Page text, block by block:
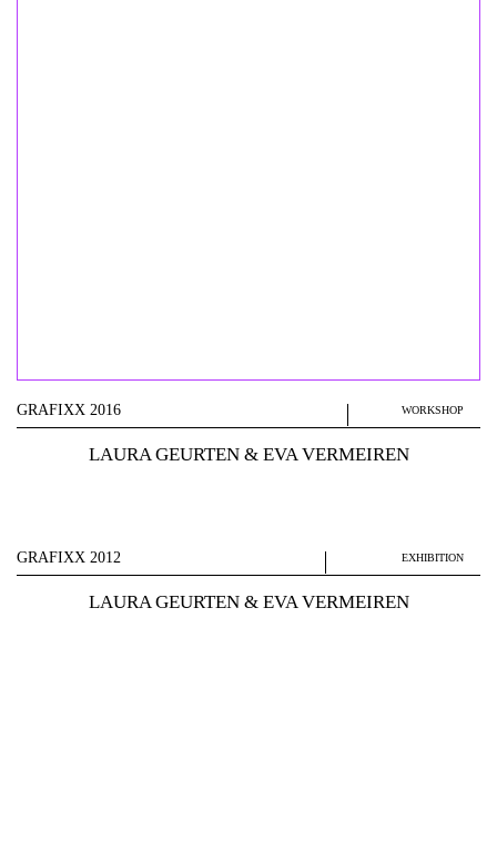
GRAFIXX 2016 WORKSHOP
LAURA GEURTEN & EVA VERMEIREN
GRAFIXX 2012 EXHIBITION
LAURA GEURTEN & EVA VERMEIREN